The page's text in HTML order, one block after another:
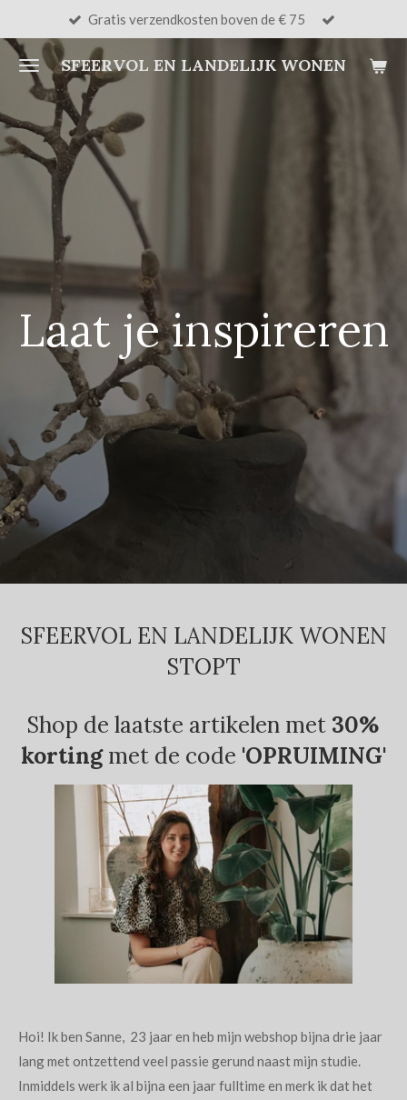
direct
naar
hoofdinhoud
SFEERVOL EN LANDELIJK WONEN
Gratis verzendkosten boven de € 75
Laat je inspireren
SFEERVOL EN LANDELIJK WONEN
STOPT
Shop de laatste artikelen met 30%
kortingmet de code 'OPRUIMING'
Hoi! Ik ben Sanne, 23 jaar en heb mijn webshop bijna drie jaar
lang met ontzettend veel passie gerund naast mijn studie.
Inmiddels werk ik al bijna een jaar fulltime en merk ik dat het